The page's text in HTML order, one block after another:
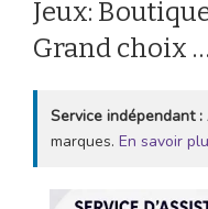
Jeux:
Grand choix …
Service indépendant :
marques. En savoir